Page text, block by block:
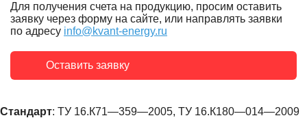
Для получения счета на продукцию, просим оставить
заявку через форму на сайте, или направлять заявки
по адресу info@kvant-energy.ru
Оставить заявку
Стандарт: ТУ 16.К71—359—2005, ТУ 16.К180—014—2009